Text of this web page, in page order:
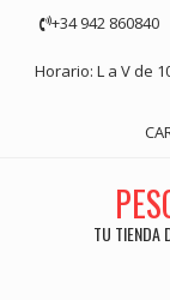
contenido
+34 942 860840
Horario: L a V de
TU TIENDA